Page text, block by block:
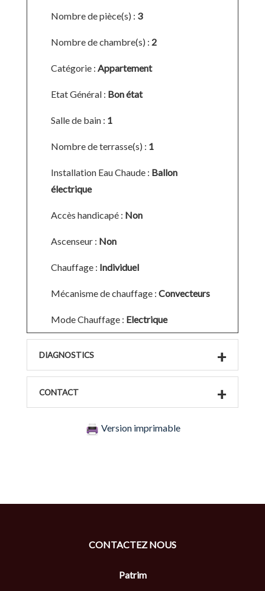
Nombre de pièce(s) : 3
Nombre de chambre(s) : 2
Catégorie : Appartement
Etat Général : Bon état
Salle de bain : 1
Nombre de terrasse(s) : 1
Installation Eau Chaude : Ballon
électrique
Accès handicapé : Non
Ascenseur : Non
Chauffage : Individuel
Mécanisme de chauffage : Convecteurs
Mode Chauffage : Electrique
DIAGNOSTICS
CONTACT
Version imprimable
CONTACTEZ NOUS
Patrim